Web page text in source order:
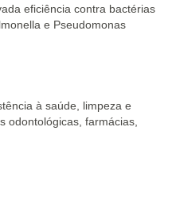
eficiência contra bactérias
e Pseudomonas
à saúde, limpeza e
odontológicas, farmácias,